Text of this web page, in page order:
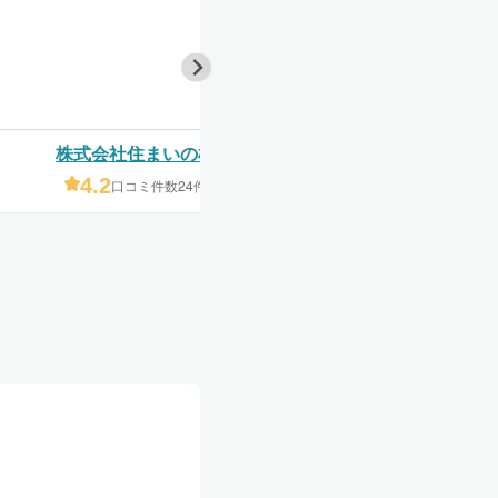
株式会社住まいの杜
4.2口コミ件数24件